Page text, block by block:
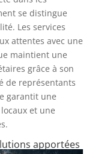
se distingue
Les services
attentes avec une
maintient une
grâce à son
de représentants
garantit une
et une
apportées